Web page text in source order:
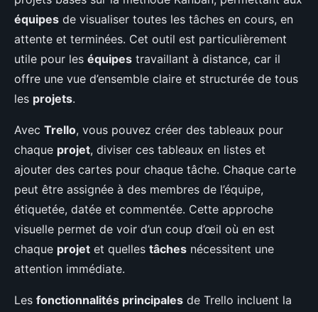
équipes de visualiser toutes les tâches en cours, en
attente et terminées. Cet outil est particulièrement
utile pour les équipes travaillant à distance, car il
offre une vue d’ensemble claire et structurée de tous
les projets.
Avec Trello, vous pouvez créer des tableaux pour
chaque projet, diviser ces tableaux en listes et
ajouter des cartes pour chaque tâche. Chaque carte
peut être assignée à des membres de l’équipe,
étiquetée, datée et commentée. Cette approche
visuelle permet de voir d’un coup d’œil où en est
chaque projet et quelles tâches nécessitent une
attention immédiate.
Les fonctionnalités principales de Trello incluent la